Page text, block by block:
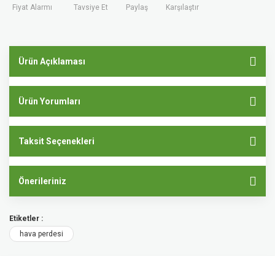
Fiyat Alarmı Tavsiye Et Paylaş Karşılaştır
Ürün Açıklaması
Ürün Yorumları
Taksit Seçenekleri
Önerileriniz
Etiketler :
hava perdesi